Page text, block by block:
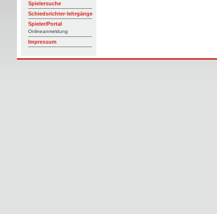
Spielersuche
Schiedsrichter-lehrgänge
Spieler/Portal
Onlineanmeldung
Impressum